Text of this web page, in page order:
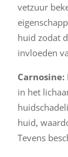
vetzuur
huid zodat
invloeden
Carnosine:
in het
huid,
Tevens